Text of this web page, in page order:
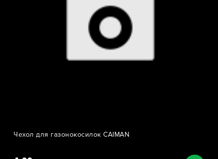
Чехол для газонокосилок CAIMAN